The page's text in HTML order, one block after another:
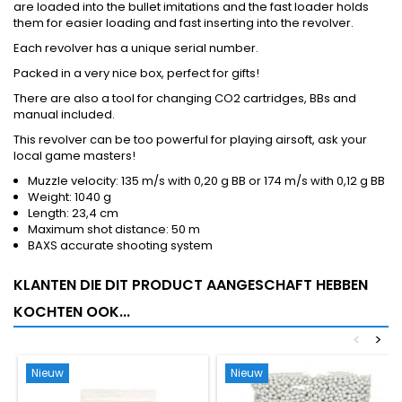
are loaded into the bullet imitations and the fast loader holds
them for easier loading and fast inserting into the revolver.
Each revolver has a unique serial number.
Packed in a very nice box, perfect for gifts!
There are also a tool for changing CO2 cartridges, BBs and
manual included.
This revolver can be too powerful for playing airsoft, ask your
local game masters!
Muzzle velocity: 135 m/s with 0,20 g BB or 174 m/s with 0,12 g BB
Weight: 1040 g
Length: 23,4 cm
Maximum shot distance: 50 m
BAXS accurate shooting system
KLANTEN DIE DIT PRODUCT AANGESCHAFT HEBBEN
KOCHTEN OOK...
>
<
Nieuw Nieuw